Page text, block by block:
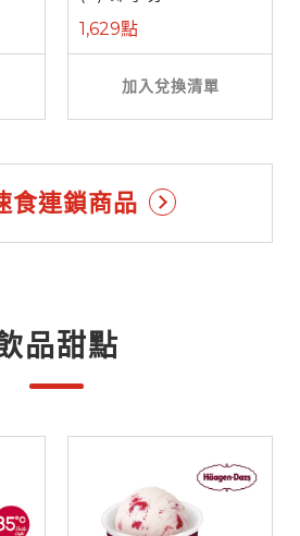
1,629點
加入兌換清單
食連鎖商品
品甜點